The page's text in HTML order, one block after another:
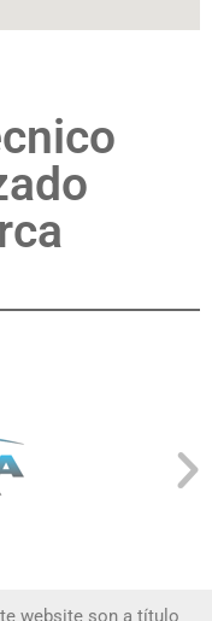
website son a título